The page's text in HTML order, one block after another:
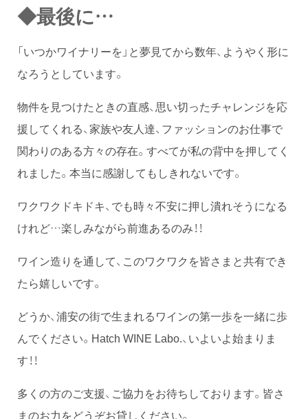
◆最後に…
「いつかワイナリーを」と夢見てから数年、ようやく形に
なろうとしています。
物件を見つけたときの直感、思い切ったチャレンジを応
援してくれる、家族や友人達、ファッションのお仕事で
関わりのある方々の存在。すべてが私の背中を押してく
れました。本当に感謝してもしきれないです。
ワクワクドキドキ、でも時々不安に押し潰れそうになる
けれど…楽しみながら前進あるのみ！！
ワイン造りを通して、このワクワクを皆さまと共有でき
たら嬉しいです。
どうか、浦安の街で生まれるワインの第一歩を一緒に歩
んでください。Hatch WINE Labo.、いよいよ始まりま
す！！
多くの方のご支援、ご協力をお待ちしております。皆さ
まのお力をどうぞお貸しください。